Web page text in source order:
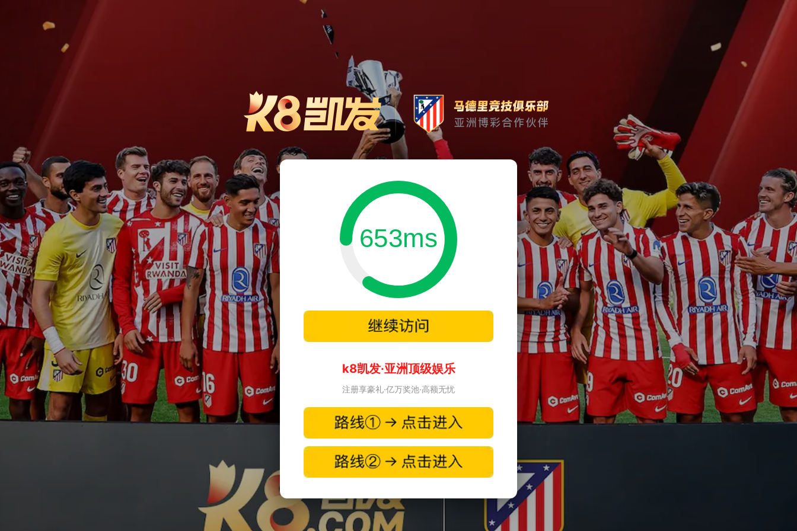
653ms
k8凯发·亚洲顶级娱乐
注册享豪礼·亿万奖池·高额无忧